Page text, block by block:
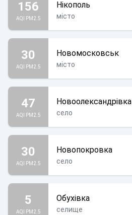
156
AQI PM2.5
Нікополь
місто
30
AQI PM2.5
Новомосковськ
місто
47
AQI PM2.5
Новоолександрівка
село
30
AQI PM2.5
Новопокровка
село
5
AQI PM2.5
Обухівка
селище